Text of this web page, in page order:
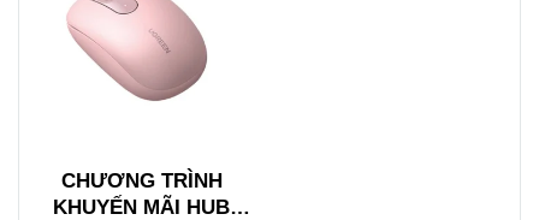
CHƯƠNG TRÌNH
KHUYẾN MÃI HUB